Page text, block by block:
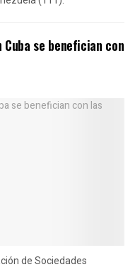
se benefician con
de Sociedades